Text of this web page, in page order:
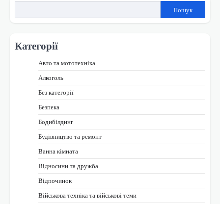
Пошук
Категорії
Авто та мототехніка
Алкоголь
Без категорії
Безпека
Бодибілдинг
Будівництво та ремонт
Ванна кімната
Відносини та дружба
Відпочинок
Військова техніка та військові теми